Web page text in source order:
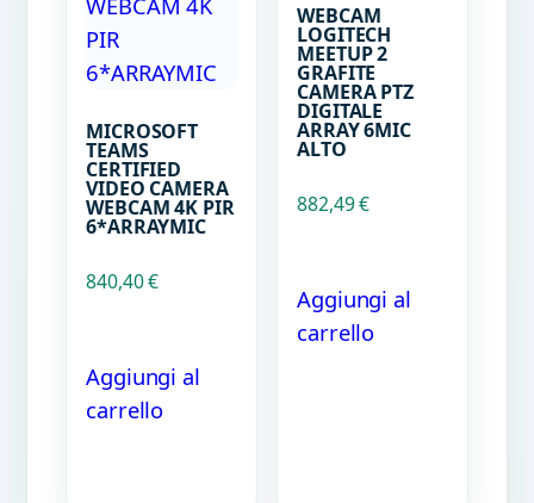
MICROSOFT
TEAMS
CERTIFIED
VIDEO CAMERA
WEBCAM 4K PIR
6*ARRAYMIC
840,40€
Aggiungi al
carrello
WEBCAM
LOGITECH
MEETUP 2
GRAFITE
CAMERA PTZ
DIGITALE
ARRAY 6MIC
ALTO
882,49€
Aggiungi al
carrello